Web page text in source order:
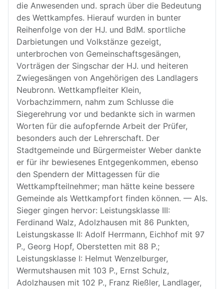
die Anwesenden und. sprach über die Bedeutung
des Wettkampfes. Hierauf wurden in bunter
Reihenfolge von der HJ. und BdM. sportliche
Darbietungen und Volkstänze gezeigt,
unterbrochen von Gemeinschaftsgesängen,
Vorträgen der Singschar der HJ. und heiteren
Zwiegesängen von Angehörigen des Landlagers
Neubronn. Wettkampfleiter Klein,
Vorbachzimmern, nahm zum Schlusse die
Siegerehrung vor und bedankte sich in warmen
Worten für die aufopfernde Arbeit der Prüfer,
besonders auch der Lehrerschaft. Der
Stadtgemeinde und Bürgermeister Weber dankte
er für ihr bewiesenes Entgegenkommen, ebenso
den Spendern der Mittagessen für die
Wettkampfteilnehmer; man hätte keine bessere
Gemeinde als Wettkampfort finden können. — Als.
Sieger gingen hervor: Leistungsklasse III:
Ferdinand Walz, Adolzhausen mit 86 Punkten,
Leistungskasse II: Adolf Herrmann, Eichhof mit 97
P., Georg Hopf, Oberstetten mit 88 P.;
Leistungsklasse I: Helmut Wenzelburger,
Wermutshausen mit 103 P., Ernst Schulz,
Adolzhausen mit 102 P., Franz Rießler, Landlager,